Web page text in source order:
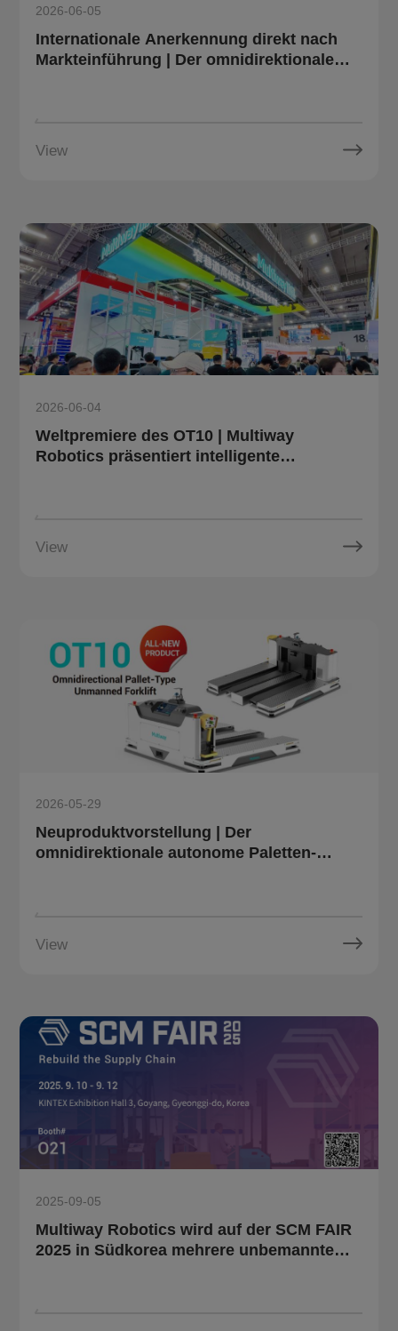
2026-06-05
Internationale Anerkennung direkt nach
Markteinführung | Der omnidirektionale
View
2026-06-04
Weltpremiere des OT10 | Multiway
Robotics präsentiert intelligente
View
2026-05-29
Neuproduktvorstellung | Der
omnidirektionale autonome Paletten-
View
2025-09-05
Multiway Robotics wird auf der SCM FAIR
2025 in Südkorea mehrere unbemannte